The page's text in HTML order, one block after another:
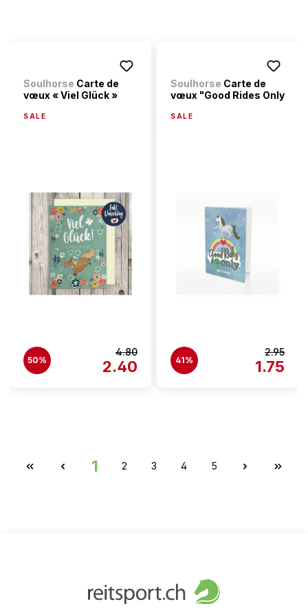
Soulhorse Carte de
vœux « Viel Glück »
SALE
50%
4.80
2.40
Soulhorse Carte de
vœux "Good Rides Only
SALE
41%
2.95
1.75
1 2 3 4 5